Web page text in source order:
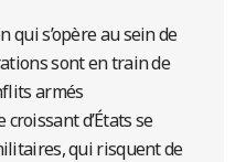
qui s’opère au sein de
sont en train de
armés
d’États se
qui risquent de